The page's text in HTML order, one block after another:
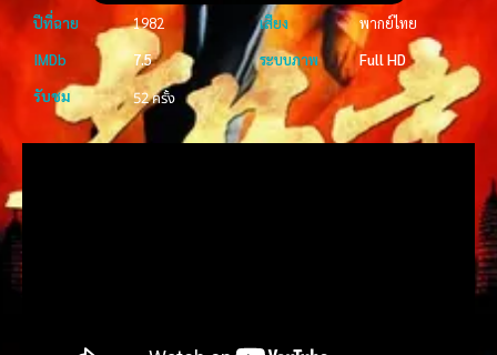
ปีที่ฉาย 1982 เสียง
พากย์ไทย
IMDb
7.5 ระบบภาพ
Full HD
รับชม
52 ครั้ง